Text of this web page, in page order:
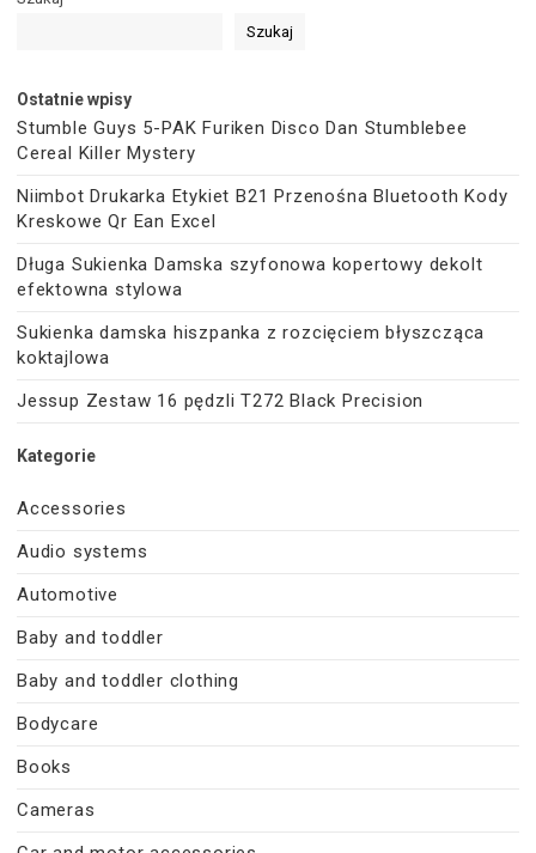
Szukaj
Ostatnie wpisy
Stumble Guys 5-PAK Furiken Disco Dan Stumblebee
Cereal Killer Mystery
Niimbot Drukarka Etykiet B21 Przenośna Bluetooth Kody
Kreskowe Qr Ean Excel
Długa Sukienka Damska szyfonowa kopertowy dekolt
efektowna stylowa
Sukienka damska hiszpanka z rozcięciem błyszcząca
koktajlowa
Jessup Zestaw 16 pędzli T272 Black Precision
Kategorie
Accessories
Audio systems
Automotive
Baby and toddler
Baby and toddler clothing
Bodycare
Books
Cameras